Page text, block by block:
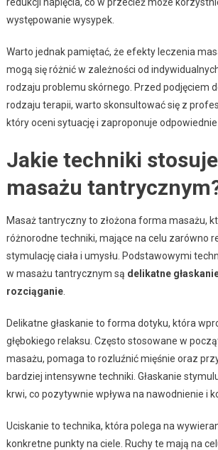
występowanie wysypek.
Warto jednak pamiętać, że efekty leczenia
mogą się różnić w zależności od
rodzaju problemu skórnego. Przed podjęciem
rodzaju terapii, warto skonsultować się z
który oceni sytuację i zaproponuje odpowiednie
Jakie techniki
masażu
Masaż tantryczny to złożona forma masażu,
różnorodne techniki, mające na celu zarówno
stymulację ciała i umysłu. Podstawowymi
w masażu tantrycznym są delikatne
rozciąganie.
Delikatne głaskanie to forma dotyku, która
głębokiego relaksu. Często stosowane w
masażu, pomaga to rozluźnić mięśnie oraz
bardziej intensywne techniki. Głaskanie
krwi, co pozytywnie wpływa na nawodnienie i
Uciskanie to technika, która polega na
konkretne punkty na ciele. Ruchy te mają na